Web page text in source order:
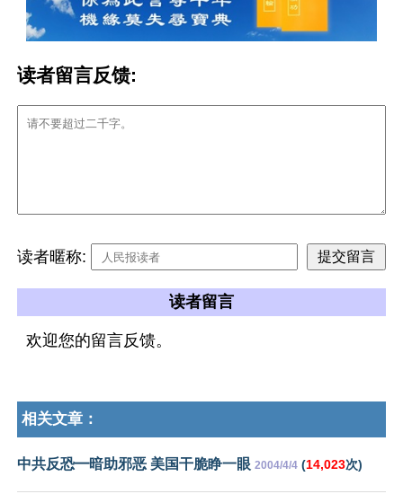
读者留言反馈:
读者暱称:
读者留言
欢迎您的留言反馈。
相关文章：
中共反恐━暗助邪恶 美国干脆睁一眼 2004/4/4 (14,023次)